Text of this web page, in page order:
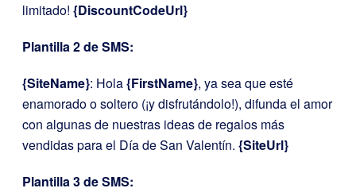
limitado! {DiscountCodeUrl}
Plantilla 2 de SMS:
{SiteName}: Hola{FirstName}, ya sea que esté
enamorado o soltero (¡y disfrutándolo!), difunda el amor
con algunas de nuestras ideas de regalos más
vendidas para el Día de San Valentín. {SiteUrl}
Plantilla 3 de SMS: